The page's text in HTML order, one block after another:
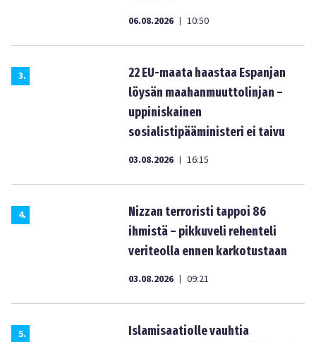
06.08.2026 | 10:50
3.
22 EU-maata haastaa Espanjan
löysän maahanmuuttolinjan –
uppiniskainen
sosialistipääministeri ei taivu
03.08.2026 | 16:15
4.
Nizzan terroristi tappoi 86
ihmistä – pikkuveli rehenteli
veriteolla ennen karkotustaan
03.08.2026 | 09:21
5.
Islamisaatiolle vauhtia